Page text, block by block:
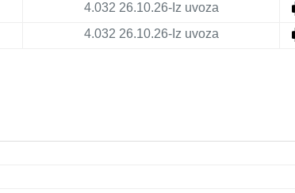
4.032 26.10.26-Iz uvoza
4.032 26.10.26-Iz uvoza